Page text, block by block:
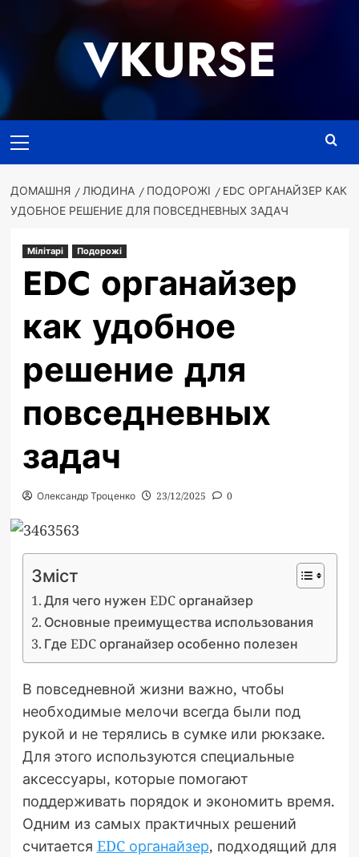
VKURSE
меню
ДОМАШНЯ ЛЮДИНА ПОДОРОЖІ
EDC ОРГАНАЙЗЕР КАК
УДОБНОЕ РЕШЕНИЕ ДЛЯ ПОВСЕДНЕВНЫХ ЗАДАЧ
Мілітарі Подорожі
EDC органайзер
как удобное
решение для
повседневных
задач
Олександр Троценко 23/12/2025 0
Зміст
Для чего нужен EDC органайзер
Основные преимущества использования
Где EDC органайзер особенно полезен
В повседневной жизни важно, чтобы
необходимые мелочи всегда были под
рукой и не терялись в сумке или рюкзаке.
Для этого используются специальные
аксессуары, которые помогают
поддерживать порядок и экономить время.
Одним из самых практичных решений
считается EDC органайзер, подходящий для